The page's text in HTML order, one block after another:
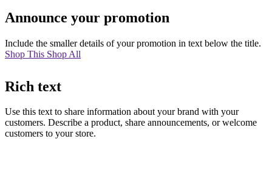
Announce your promotion
Include the smaller details of your promotion in text below the title.
Shop This Shop All
Rich text
Use this text to share information about your brand with your
customers. Describe a product, share announcements, or welcome
customers to your store.